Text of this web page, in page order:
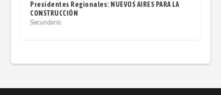
Presidentes Regionales: NUEVOS AIRES PARA LA
CONSTRUCCIÓN
Secundario